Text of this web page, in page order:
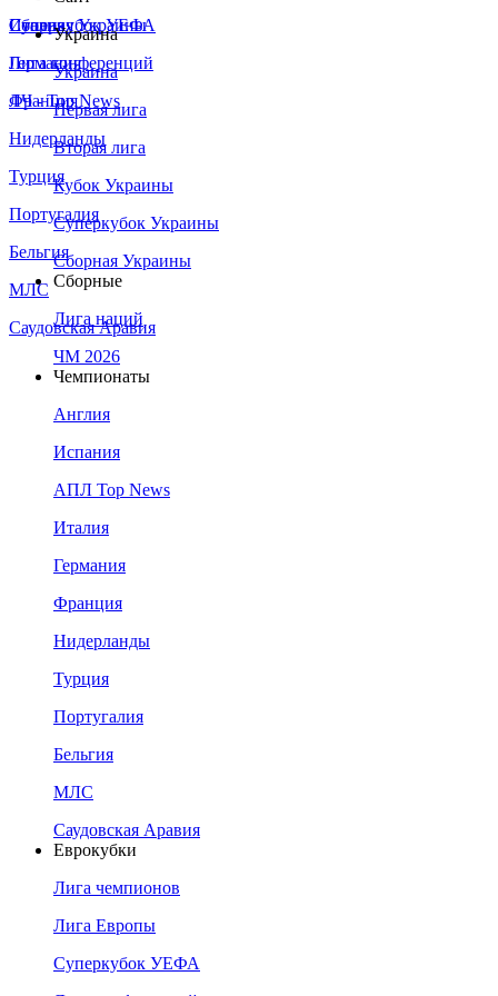
Сборная Украины
Италия
Германия
Франция
Нидерланды
Турция
Португалия
Бельгия
МЛС
Саудовская Аравия
Суперкубок УЕФА
Лига конференций
ЛЧ - Top News
Украина
Украина
Первая лига
Вторая лига
Кубок Украины
Суперкубок Украины
Сборная Украины
Сборные
Лига наций
ЧМ 2026
Чемпионаты
Англия
Испания
АПЛ Top News
Италия
Германия
Франция
Нидерланды
Турция
Португалия
Бельгия
МЛС
Саудовская Аравия
Еврокубки
Лига чемпионов
Лига Европы
Суперкубок УЕФА